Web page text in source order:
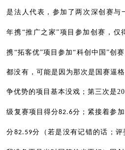
是法人代表，参加了两次深创赛与
年携“推广之家”项目参加创赛，仅
携“拓客优”项目参加“科创中国”创
都没有，可能是因为那次是国赛逼
争优势的项目基本没戏；第三次是20
级复赛项目得分82.6分；紧接着参
分82.59分（若是没有记错的话；评